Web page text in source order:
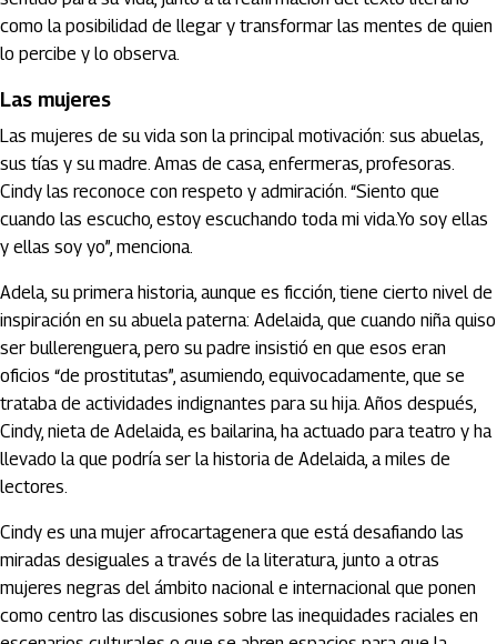
como la posibilidad de llegar y transformar las mentes de quien
lo percibe y lo observa.
Las mujeres
Las mujeres de su vida son la principal motivación: sus abuelas,
sus tías y su madre. Amas de casa, enfermeras, profesoras.
Cindy las reconoce con respeto y admiración. “Siento que
cuando las escucho, estoy escuchando toda mi vida.Yo soy ellas
y ellas soy yo”, menciona.
Adela, su primera historia, aunque es ficción, tiene cierto nivel de
inspiración en su abuela paterna: Adelaida, que cuando niña quiso
ser bullerenguera, pero su padre insistió en que esos eran
oficios “de prostitutas”, asumiendo, equivocadamente, que se
trataba de actividades indignantes para su hija. Años después,
Cindy, nieta de Adelaida, es bailarina, ha actuado para teatro y ha
llevado la que podría ser la historia de Adelaida, a miles de
lectores.
Cindy es una mujer afrocartagenera que está desafiando las
miradas desiguales a través de la literatura, junto a otras
mujeres negras del ámbito nacional e internacional que ponen
como centro las discusiones sobre las inequidades raciales en